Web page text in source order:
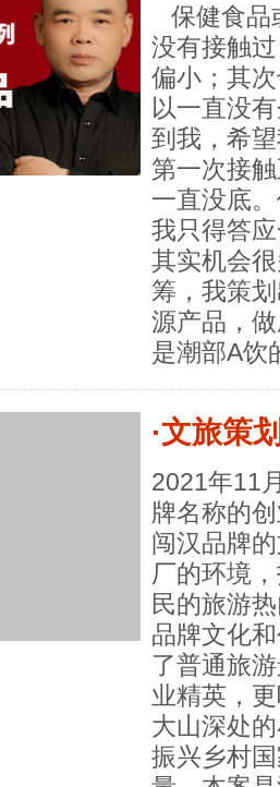
保健食品
没有接触
偏小；其
以一直没
到我，希
第一次接
一直没底
我只得答
其实机会
筹，我策
源产品，
是潮部A饮
·文旅策
2021年11
牌名称的
闯汉品牌
厂的环境
民的旅游
品牌文化
了普通旅
业精英，
大山深处
振兴乡村